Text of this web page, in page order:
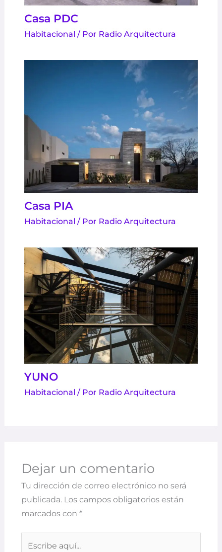
Casa PDC
Habitacional / Por Radio Arquitectura
Casa PIA
Habitacional / Por Radio Arquitectura
YUNO
Habitacional / Por Radio Arquitectura
Dejar un comentario
Tu dirección de correo electrónico no será
publicada. Los campos obligatorios están
marcados con *